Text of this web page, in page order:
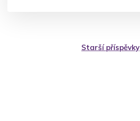
Starší příspěvky